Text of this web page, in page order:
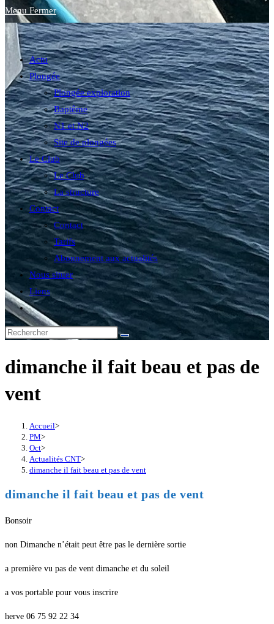
search
Menu Fermer
Actu
Plongée
Plongée exploration
Baptême
N1 et N2
Site de plongées
Le Club
Le Club
La structure
Contact
Contact
Tarifs
Abonnement aux actualités
Nous situer
Liens
Toggle
website
search
dimanche il fait beau et pas de
vent
Accueil>
PM>
Oct>
Actualités CNT>
dimanche il fait beau et pas de vent
dimanche il fait beau et pas de vent
Bonsoir
non Dimanche n’était peut être pas le dernière sortie
a première vu pas de vent dimanche et du soleil
a vos portable pour vous inscrire
herve 06 75 92 22 34